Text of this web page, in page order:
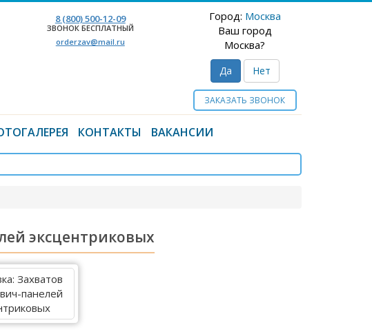
8 (800) 500-12-09
ЗВОНОК БЕСПЛАТНЫЙ
orderzav@mail.ru
Город: Москва
Ваш город
Москва?
Да Нет
ЗАКАЗАТЬ ЗВОНОК
КОНТАКТЫ ВАКАНСИИ
эксцентриковых